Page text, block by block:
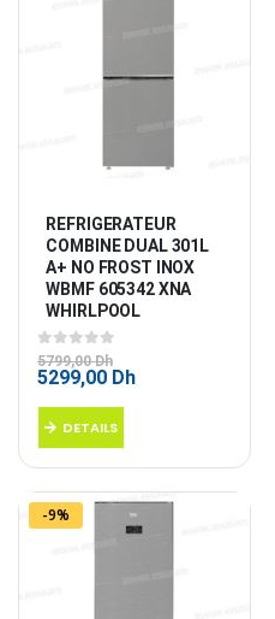
REFRIGERATEUR
COMBINE DUAL 301L
A+ NO FROST INOX
WBMF 605342 XNA
WHIRLPOOL
0sur 5
5799,00Dh
Le
était :
5799,00 Dh.
5299,00 DhLe
DETAILS
-9%